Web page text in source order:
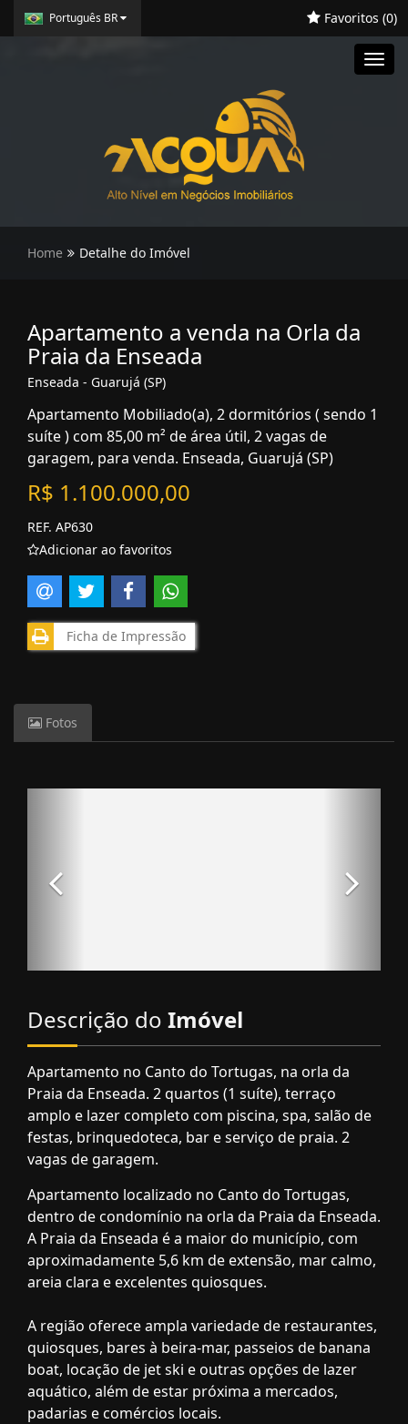
Português BR Favoritos (0)
Home Detalhe do Imóvel
Apartamento a venda na Orla da
Praia da Enseada
Enseada - Guarujá (SP)
Apartamento Mobiliado(a), 2 dormitórios ( sendo 1
suíte ) com 85,00 m² de área útil, 2 vagas de
garagem, para venda. Enseada, Guarujá (SP)
R$ 1.100.000,00
REF. AP630
Adicionar ao favoritos
Ficha de Impressão
Fotos
Descrição do Imóvel
Apartamento no Canto do Tortugas, na orla da
Praia da Enseada. 2 quartos (1 suíte), terraço
amplo e lazer completo com piscina, spa, salão de
festas, brinquedoteca, bar e serviço de praia. 2
vagas de garagem.
Apartamento localizado no Canto do Tortugas,
dentro de condomínio na orla da Praia da Enseada.
A Praia da Enseada é a maior do município, com
aproximadamente 5,6 km de extensão, mar calmo,
areia clara e excelentes quiosques.
A região oferece ampla variedade de restaurantes,
quiosques, bares à beira-mar, passeios de banana
boat, locação de jet ski e outras opções de lazer
aquático, além de estar próxima a mercados,
padarias e comércios locais.